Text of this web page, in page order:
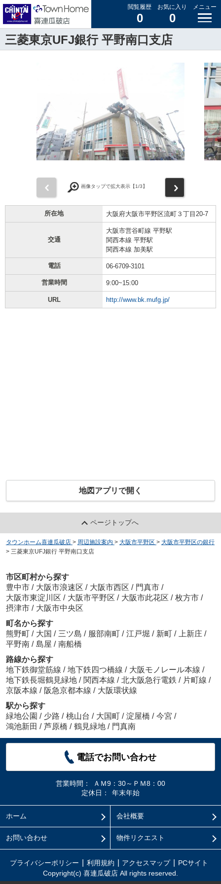
閲覧履歴
0
お気に入り
0
メニュー
三菱東京UFJ銀行 平野南口支店
画像タップで拡大表示【1/3】
所在地 大阪府大阪市平野区流町３丁目20-7
交通
大阪市営谷町線 平野駅
関西本線 平野駅
関西本線 加美駅
電話 06-6709-3101
営業時間 9:00~15:00
URL http://www.bk.mufg.jp/
地図アプリで開く
ページトップへ
タウンホーム喜連瓜破店 > 周辺施設案内 > 大阪市平野区 > 大阪市平野区の銀行
> 三菱東京UFJ銀行 平野南口支店
市区町村から探す
豊中市 / 大阪市浪速区 / 大阪市西区 / 門真市 /
大阪市東淀川区 / 大阪市平野区 / 大阪市此花区 / 枚方市 /
摂津市 / 大阪市中央区
町名から探す
熊野町 / 大国 / 三ツ島 / 服部南町 / 江戸堀 / 新町 / 上新庄 /
平野南 / 島屋 / 南船橋
路線から探す
地下鉄御堂筋線 / 地下鉄四つ橋線 / 大阪モノレール本線 /
地下鉄長堀鶴見緑地 / 関西本線 / 北大阪急行電鉄 / 片町線 /
京阪本線 / 阪急京都本線 / 大阪環状線
駅から探す
緑地公園 / 少路 / 桃山台 / 大国町 / 淀屋橋 / 今宮 /
鴻池新田 / 芦原橋 / 鶴見緑地 / 門真南
電話でお問い合わせ
営業時間：
ＡＭ9：30～ＰＭ8：00
定休日：
年末年始
ホーム 会社概要
お問い合わせ 物件リクエスト
プライバシーポリシー 利用規約 アクセスマップ
PCサイト
Copyright(c) 喜連瓜破店 All rights reserved.